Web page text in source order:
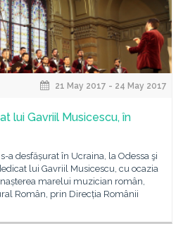
21 May 2017 - 24 May 2017
lui Gavriil Musicescu, în
a desfășurat în Ucraina, la Odessa şi
lui Gavriil Musicescu, cu ocazia
marelui muzician român,
Român, prin Direcția Românii